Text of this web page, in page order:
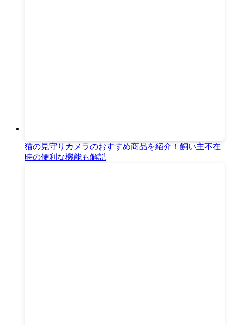
猫の見守りカメラのおすすめ商品を紹介！飼い主不在
時の便利な機能も解説